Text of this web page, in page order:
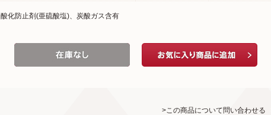
酸化防止剤(亜硫酸塩)、炭酸ガス含有
>この商品について問い合わせる